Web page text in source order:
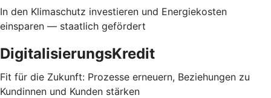
In den Klimaschutz investieren und Energiekosten
einsparen — staatlich gefördert
DigitalisierungsKredit
Fit für die Zukunft: Prozesse erneuern, Beziehungen zu
Kundinnen und Kunden stärken